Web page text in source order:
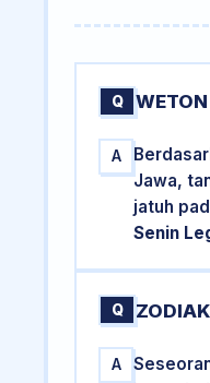
Q
A
Jawa,
jatuh
Senin
Q
A